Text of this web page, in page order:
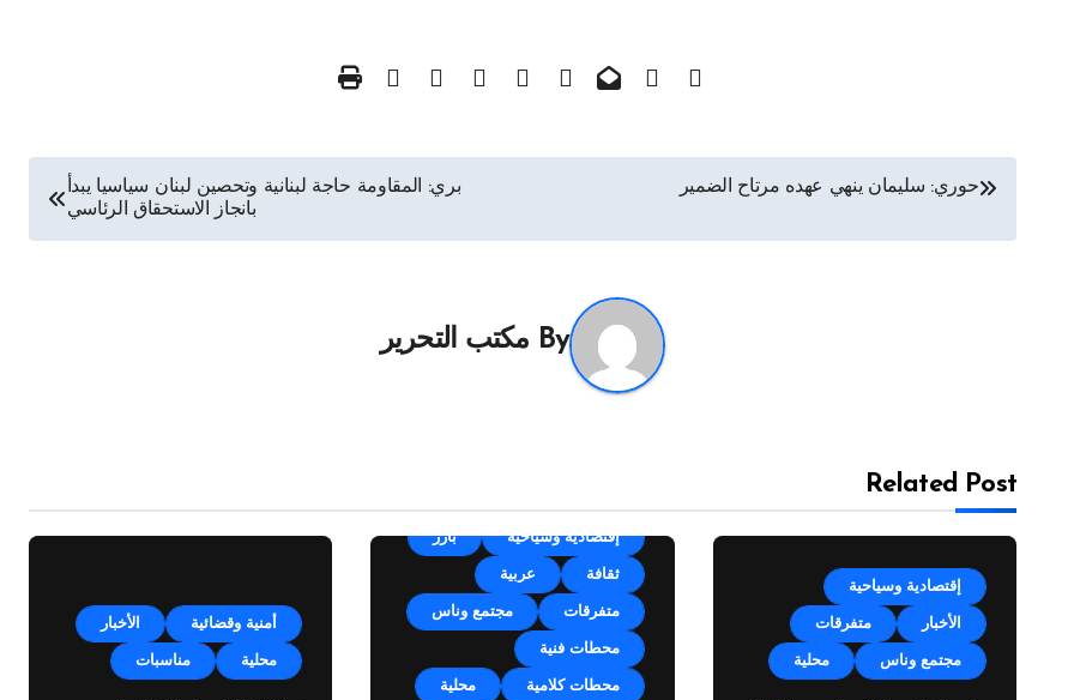
تصفّح
المقالات
حوري: سليمان ينهي عهده مرتاح الضمير
بري: المقاومة حاجة لبنانية وتحصين لبنان سياسيا يبدأ
بانجاز الاستحقاق الرئاسي
By مكتب التحرير
Related Post
إقتصادية وسياحية
الأخبار متفرقات
مجتمع وناس محلية
إقتصادية وسياحية بارز
ثقافة عربية
متفرقات مجتمع وناس
محطات فنية
محطات كلامية محلية
أمنية وقضائية الأخبار
محلية مناسبات